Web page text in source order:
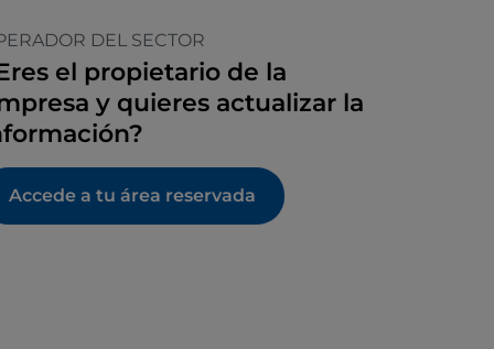
DEL SECTOR
el propietario de la
y quieres actualizar la
Accede a tu área reservada